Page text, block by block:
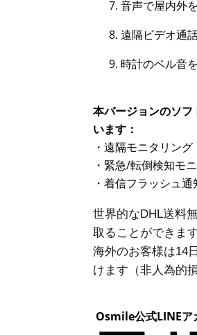
音声で屋内外
遠隔ビデオ通
時計のベル音
本バージョンのソ
います：
・遠隔モニタリング
・緊急/転倒検知モ
・着信フラッシュ通
世界的なDHL送料
取ることができます
海外のお客様は14
けます（非人為的
Osmile公式LINEア